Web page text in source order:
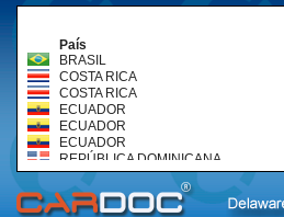
País
BRASIL
COSTA RICA
COSTA RICA
ECUADOR
ECUADOR
ECUADOR
REPÚBLICA DOMINICANA
REPÚBLICA DOMINICANA
VENEZUELA
VENEZUELA